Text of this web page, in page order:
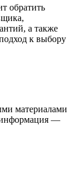
обратить
а также
к выбору
материалами
информация —